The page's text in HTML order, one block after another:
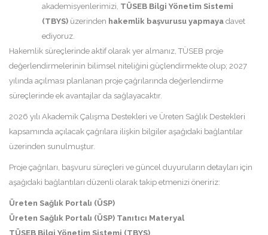
akademisyenlerimizi, TÜSEB Bilgi Yönetim Sistemi
(TBYS) üzerinden hakemlik başvurusu yapmaya davet
ediyoruz.
Hakemlik süreçlerinde aktif olarak yer almanız, TÜSEB proje
değerlendirmelerinin bilimsel niteliğini güçlendirmekte olup; 2027
yılında açılması planlanan proje çağrılarında değerlendirme
süreçlerinde ek avantajlar da sağlayacaktır.
2026 yılı Akademik Çalışma Destekleri ve Üreten Sağlık Destekleri
kapsamında açılacak çağrılara ilişkin bilgiler aşağıdaki bağlantılar
üzerinden sunulmuştur.
Proje çağrıları, başvuru süreçleri ve güncel duyuruların detayları için
aşağıdaki bağlantıları düzenli olarak takip etmenizi öneririz:
Üreten Sağlık Portalı (ÜSP)
Üreten Sağlık Portalı (ÜSP) Tanıtıcı Materyal
TÜSEB Bilgi Yönetim Sistemi (TBYS)